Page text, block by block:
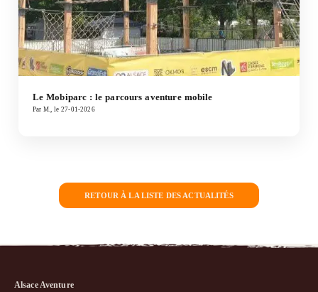
Le Mobiparc : le parcours aventure mobile
Par M., le 27-01-2026
RETOUR À LA LISTE DES ACTUALITÉS
Alsace Aventure